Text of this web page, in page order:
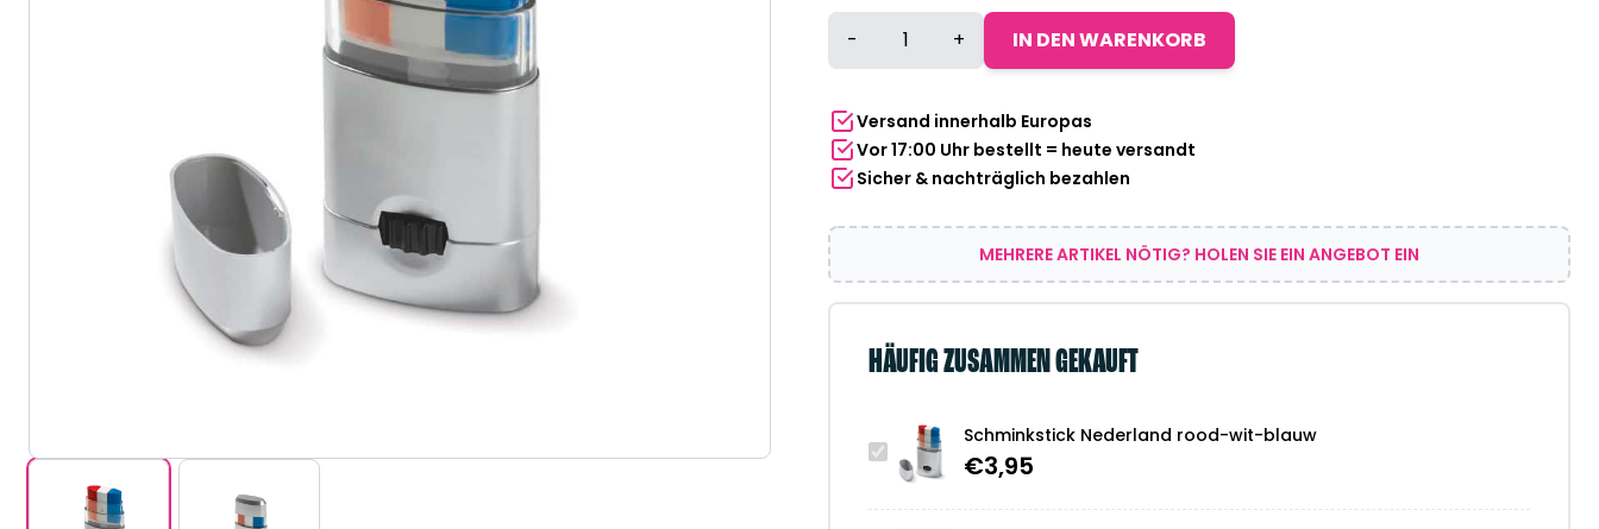
Schminkstick
Nederland
wit-
blauw
Menge
- + IN DEN WARENKORB
Versand innerhalb Europas
Vor 17:00 Uhr bestellt = heute versandt
Sicher & nachträglich bezahlen
MEHRERE ARTIKEL NÖTIG? HOLEN SIE EIN ANGEBOT EIN
HÄUFIG ZUSAMMEN GEKAUFT
Schminkstick Nederland rood-wit-blauw
€3,95